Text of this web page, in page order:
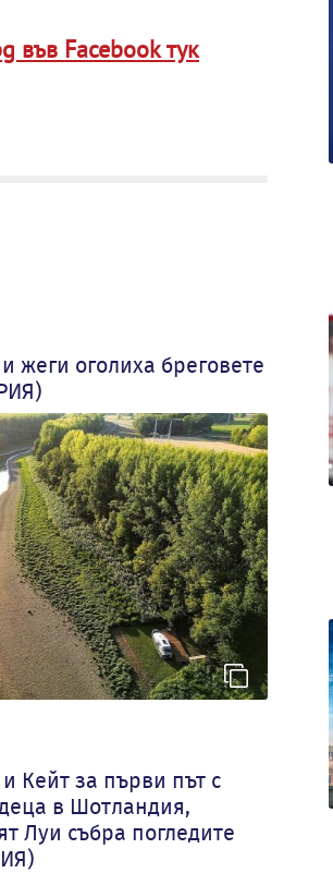
във Facebook тук
жеги оголиха бреговете
Кейт за първи път с
в Шотландия,
Луи събра погледите